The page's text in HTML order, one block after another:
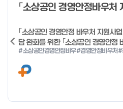
「소상공인 경영안정바우처
｢소상공인 경영안정 바우처 지원사
담 완화를 위한 ｢소상공인 경영안정
다음과 같이 공고합니다. 2026년 1
#소상공인경영안정바우#경영안정바우처 #